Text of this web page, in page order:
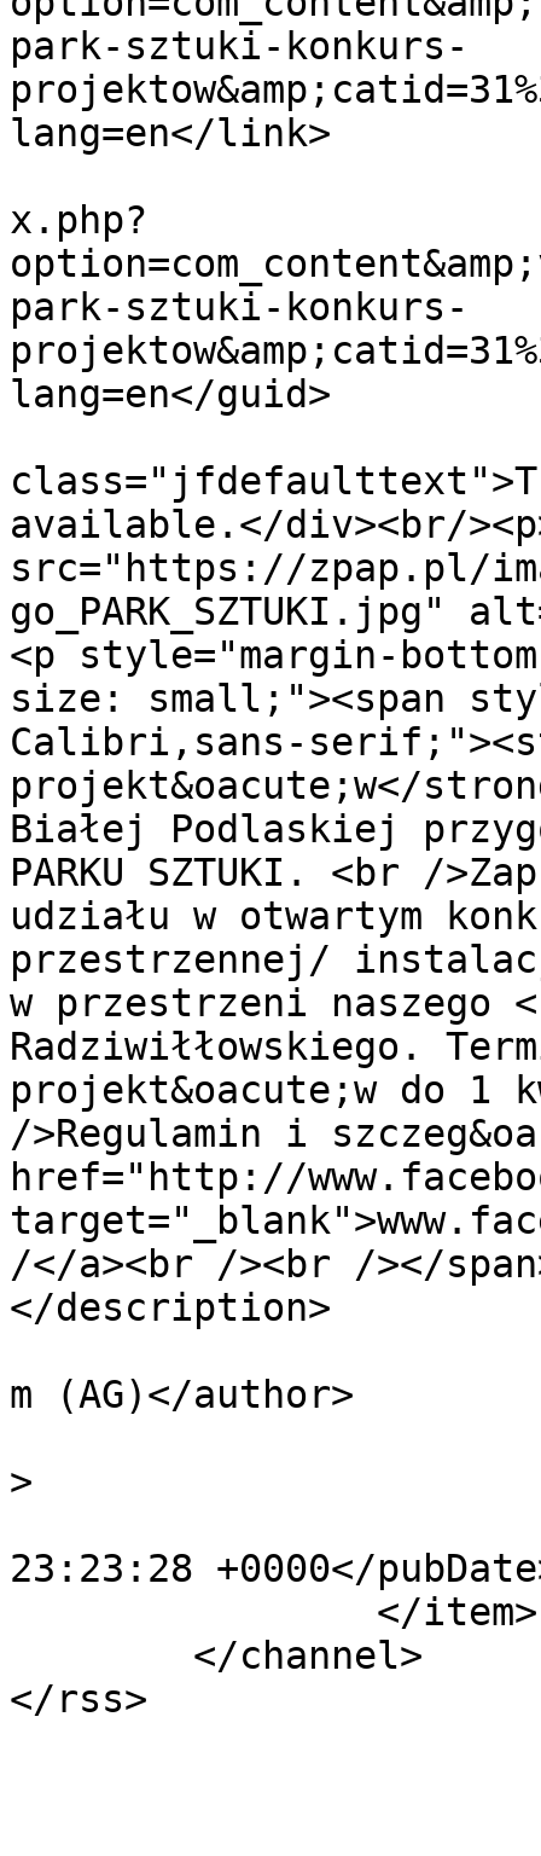
park-sztuki-konkurs-
lang=en</link>
x.php?
park-sztuki-konkurs-
lang=en</guid>
available.</div><br/
src="https://zpap.pl/
go_PARK_SZTUKI.jpg"
<p style="margin-
size: small;"><span
Calibri,sans-
projekt&oacute;w</
Białej Podlaskiej
PARKU SZTUKI. <br /
udziału w otwartym
przestrzennej/
w przestrzeni naszego
Radziwiłłowskiego.
projekt&oacute;w do 1
/>Regulamin i
href="http://
/</a><br /><br /></
</description>
m (AG)</author>
>
23:23:28 +0000</